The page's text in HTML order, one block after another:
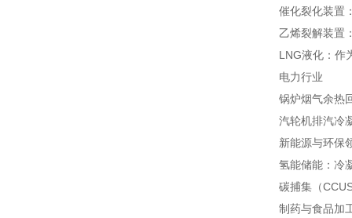
催化裂化装置
乙烯裂解装置
LNG液化：作
电力行业
锅炉烟气余热
汽轮机排汽冷
新能源与环保
氢能储能：冷
碳捕集（
制药与食品加